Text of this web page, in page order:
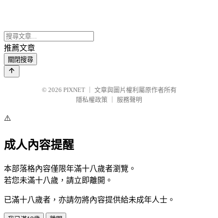
推薦文章
關閉搜尋
© 2026 PIXNET
文章與圖片權利屬原作者所有
隱私權政策
服務聲明
⚠️
成人內容提醒
本部落格內容僅限年滿十八歲者瀏覽。
若您未滿十八歲，請立即離開。
已滿十八歲者，亦請勿將內容提供給未成年人士。